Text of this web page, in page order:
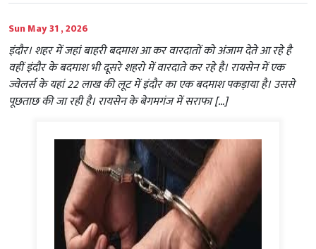
Sun May 31 , 2026
इंदौर। शहर में जहां बाहरी बदमाश आ कर वारदातों को अंजाम देते आ रहे है
वहीं इंदौर के बदमाश भी दूसरे शहरो में वारदाते कर रहे है। रायसेन में एक
ज्वेलर्स के यहां 22 लाख की लूट में इंदौर का एक बदमाश पकड़ाया है। उससे
पूछताछ की जा रही है। रायसेन के बेगमगंज में सराफा […]